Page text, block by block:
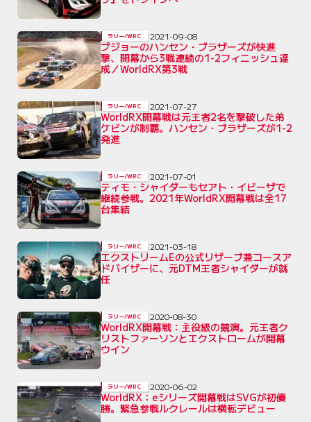
プジョーのハンセン・ブラザーズが快進
撃、開幕から3戦連続の1-2フィニッシュ達
成／WorldRX第3戦
ラリー/WRC 2021-09-08
WorldRX開幕戦は元王者2名を撃破した弟
ケビンが制覇。ハンセン・ブラザーズが1-2
発進
ラリー/WRC 2021-07-27
ティモ・シャイダーもセアト・イビーザで
継続参戦。2021年WorldRX開幕戦は全17
台集結
ラリー/WRC 2021-07-01
エクストリームEの公式リザーブ兼コースア
ドバイザーに、元DTM王者シャイダーが就
任
ラリー/WRC 2021-03-18
WorldRX開幕戦：主役級の競演。元王者ク
リストファーソンとエクストロームが開幕
ウイン
ラリー/WRC 2020-08-30
WorldRX：eシリーズ開幕戦はSVGが初優
勝。緊急参戦ルクレールは横転デビュー
ラリー/WRC 2020-06-02